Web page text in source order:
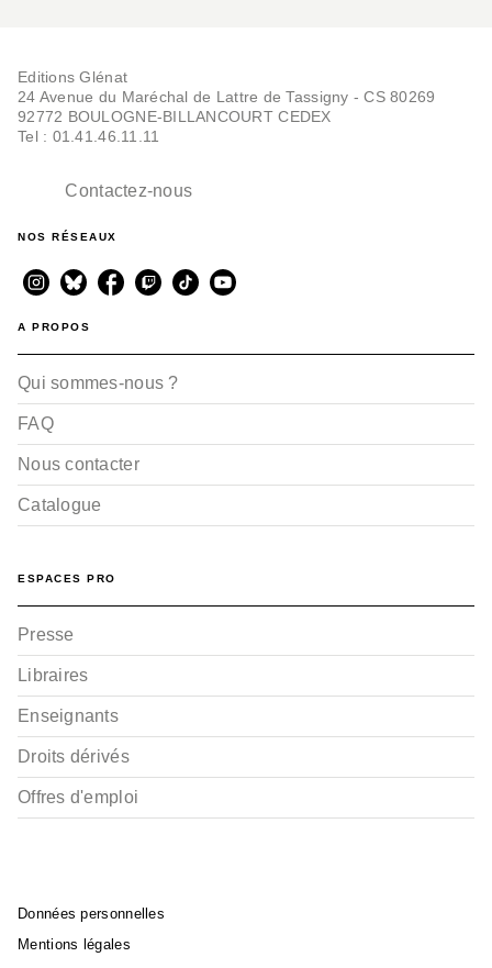
Editions Glénat
24 Avenue du Maréchal de Lattre de Tassigny - CS 80269
92772 BOULOGNE-BILLANCOURT CEDEX
Tel : 01.41.46.11.11
Contactez-nous
NOS RÉSEAUX
A PROPOS
Qui sommes-nous ?
FAQ
Nous contacter
Catalogue
ESPACES PRO
Presse
Libraires
Enseignants
Droits dérivés
Offres d'emploi
Données personnelles
Mentions légales